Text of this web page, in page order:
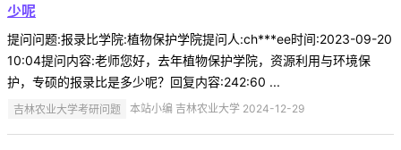
少呢
提问问题:报录比学院:植物保护学院提问人:ch***ee时间:2023-09-20
10:04提问内容:老师您好，去年植物保护学院，资源利用与环境保
护，专硕的报录比是多少呢？回复内容:242:60 ...
吉林农业大学考研问题 本站小编 吉林农业大学 2024-12-29